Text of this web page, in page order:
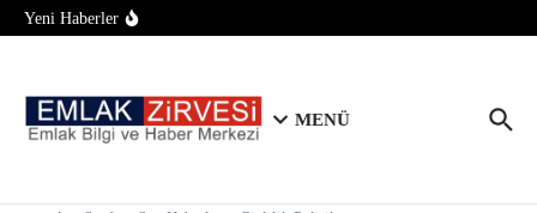
İçeriğe atla
Yeni Haberler
Bungalov İçin 2 Hektar Sınırı Geldi!
MENÜ